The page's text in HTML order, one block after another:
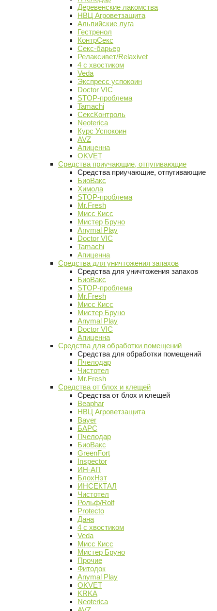
Деревенские лакомства
НВЦ Агроветзащита
Альпийские луга
Гестренол
КонтрСекс
Секс-барьер
Релаксивет/Relaxivet
4 с хвостиком
Veda
Экспресс успокоин
Doctor VIC
STOP-проблема
Tamachi
СексКонтроль
Neoterica
Курс Успокоин
AVZ
Апиценна
OKVET
Средства приучающие, отпугивающие
Средства приучающие, отпугивающие
БиоВакс
Химола
STOP-проблема
Mr.Fresh
Мисс Кисс
Мистер Бруно
Anymal Play
Doctor VIC
Tamachi
Апиценна
Средства для уничтожения запахов
Средства для уничтожения запахов
БиоВакс
STOP-проблема
Mr.Fresh
Мисс Кисс
Мистер Бруно
Anymal Play
Doctor VIC
Апиценна
Средства для обработки помещений
Средства для обработки помещений
Пчелодар
Чистотел
Mr.Fresh
Средства от блох и клещей
Средства от блох и клещей
Beaphar
НВЦ Агроветзащита
Bayer
БАРС
Пчелодар
БиоВакс
GreenFort
Inspector
ИН-АП
БлохНэт
ИНСЕКТАЛ
Чистотел
Рольф/Rolf
Protecto
Дана
4 с хвостиком
Veda
Мисс Кисс
Мистер Бруно
Прочие
Фитодок
Anymal Play
OKVET
KRKA
Neoterica